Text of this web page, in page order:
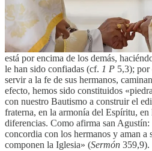
Él —afirma el mismo apóstol Pedro—
constructores, han rechazado, y ha
Hch4,11). Y si la piedra es Cristo,
sin ceder nunca a la tentación de ser
está por encima de los demás,
le han sido confiadas (cf. 1 P 5,3); por
servir a la fe de sus hermanos,
efecto, hemos sido constituidos
con nuestro Bautismo a construir el
fraterna, en la armonía del Espíritu,
diferencias. Como afirma san
concordia con los hermanos y aman a
componen la Iglesia» (Sermón 359,9).